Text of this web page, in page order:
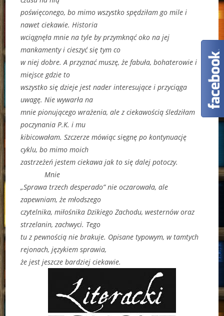
poświęconego, bo mimo wszystko spędziłam go mile i
nawet ciekawie. Historia
wciągnęła mnie na tyle by przymknąć oko na jej
mankamenty i cieszyć się tym co
w niej dobre. A przyznać muszę, że fabuła, bohaterowie i
miejsce gdzie to
wszystko się dzieje jest nader interesujące i przyciąga
uwagę. Nie wywarła na
mnie pionującego wrażenia, ale z ciekawością śledziłam
poczynania P.K. i mu
kibicowałam. Szczerze mówiąc sięgnę po kontynuację
cyklu, bo mimo moich
zastrzeżeń jestem ciekawa jak to się dalej potoczy.
Mnie
„Sprawa trzech desperado” nie oczarowała, ale
zapewniam, że młodszego
czytelnika, miłośnika Dzikiego Zachodu, westernów oraz
strzelanin, zachwyci. Tego
tu z pewnością nie brakuje. Opisane typowym, w tamtych
rejonach, językiem sprawia,
że jest jeszcze bardziej ciekawie.